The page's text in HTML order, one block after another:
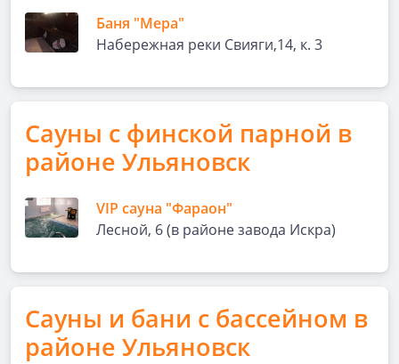
Баня "Мера"
Набережная реки Свияги,14, к. 3
Сауны с финской парной в
районе Ульяновск
VIP сауна "Фараон"
Лесной, 6 (в районе завода Искра)
Сауны и бани с бассейном в
районе Ульяновск